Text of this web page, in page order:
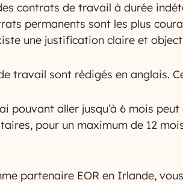
contrats de travail à durée
permanents sont les plus
une justification claire et
travail sont rédigés en anglais.
pouvant aller jusqu’à 6 mois
pour un maximum de 12
partenaire EOR en Irlande,